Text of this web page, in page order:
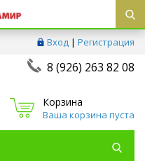
Вход | Регистрация
8 (926) 263 82 08
Корзина
Ваша корзина пуста